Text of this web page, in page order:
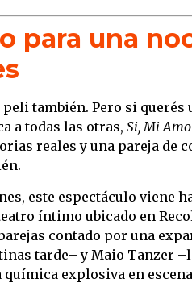
para una
también. Pero si querés
a todas las otras, Si, Mi
reales y una pareja de
este espectáculo viene
íntimo ubicado en
contado por una
tarde– y Maio Tanzer
explosiva en